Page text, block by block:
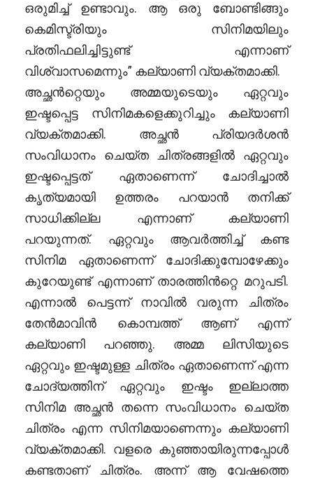
ഒരുമിച്ച് ഉണ്ടാവും. ആ ഒരു ബോണ്ടിങ്ങും
കെമിസ്ട്രിയും സിനിമയിലും
പ്രതിഫലിച്ചിട്ടുണ്ട് എന്നാണ്
വിശ്വാസമെന്നും” കല്യാണി വ്യക്തമാക്കി.
അച്ഛൻറ്റെയും അമ്മയുടെയും ഏറ്റവും
ഇഷ്ടപ്പെട്ട സിനിമകളെക്കുറിച്ചും കല്യാണി
വ്യക്തമാക്കി. അച്ഛൻ പ്രിയദർശൻ
സംവിധാനം ചെയ്ത ചിത്രങ്ങളിൽ ഏറ്റവും
ഇഷ്ടപ്പെട്ടത് ഏതാണെന്ന് ചോദിച്ചാൽ
കൃത്യമായി ഉത്തരം പറയാൻ തനിക്ക്
സാധിക്കില്ല എന്നാണ് കല്യാണി
പറയുന്നത്. ഏറ്റവും ആവർത്തിച്ച് കണ്ട
സിനിമ ഏതാണെന്ന് ചോദിക്കുമ്പോഴേക്കും
കുറേയുണ്ട് എന്നാണ് താരത്തിൻറ്റെ മറുപടി.
എന്നാൽ പെട്ടന്ന് നാവിൽ വരുന്ന ചിത്രം
തേൻമാവിൻ കൊമ്പത്ത് ആണ് എന്ന്
കല്യാണി പറഞ്ഞു. അമ്മ ലിസിയുടെ
ഏറ്റവും ഇഷ്ടമുള്ള ചിത്രം ഏതാണെന്ന് എന്ന
ചോദ്യത്തിന് ഏറ്റവും ഇഷ്ടം ഇല്ലാത്ത
സിനിമ അച്ഛൻ തന്നെ സംവിധാനം ചെയ്ത
ചിത്രം എന്ന സിനിമയാണെന്നും കല്യാണി
വ്യക്തമാക്കി. വളരെ കുഞ്ഞായിരുന്നപ്പോൾ
കണ്ടതാണ് ചിത്രം. അന്ന് ആ വേഷത്തെ